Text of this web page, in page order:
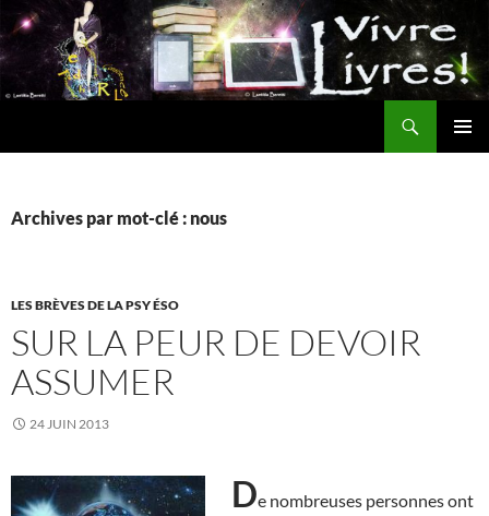
Aller
au
contenu
Archives par mot-clé : nous
LES BRÈVES DE LA PSY ÉSO
SUR LA PEUR DE DEVOIR
ASSUMER
24 JUIN 2013
De nombreuses personnes ont